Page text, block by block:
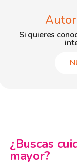
Si quieres
¿Buscas
mayor?